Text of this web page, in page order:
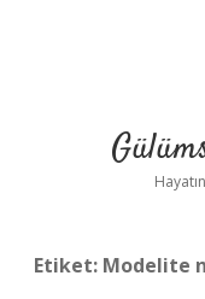
Etiket: Modelite